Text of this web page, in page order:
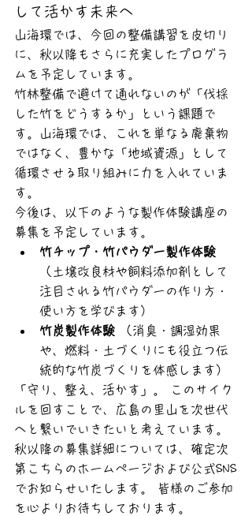
して活かす未来へ
山海環では、今回の整備講習を皮切り
に、秋以降もさらに充実したプログラ
ムを予定しています。
竹林整備で避けて通れないのが「伐採
した竹をどうするか」という課題で
す。山海環では、これを単なる廃棄物
ではなく、豊かな「地域資源」として
循環させる取り組みに力を入れていま
す。
今後は、以下のような製作体験講座の
募集を予定しています。
竹チップ・竹パウダー製作体験
（土壌改良材や飼料添加剤として
注目される竹パウダーの作り方・
使い方を学びます）
竹炭製作体験 （消臭・調湿効果
や、燃料・土づくりにも役立つ伝
統的な竹炭づくりを体感します）
「守り、整え、活かす」。 このサイク
ルを回すことで、広島の里山を次世代
へと繋いでいきたいと考えています。
秋以降の募集詳細については、確定次
第こちらのホームページおよび公式SNS
でお知らせいたします。 皆様のご参加
を心よりお待ちしております。